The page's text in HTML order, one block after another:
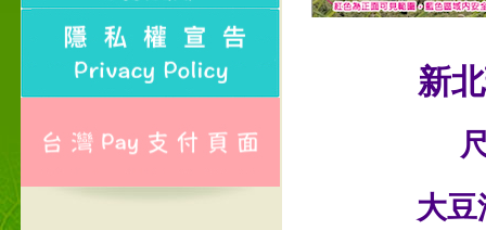
新
大